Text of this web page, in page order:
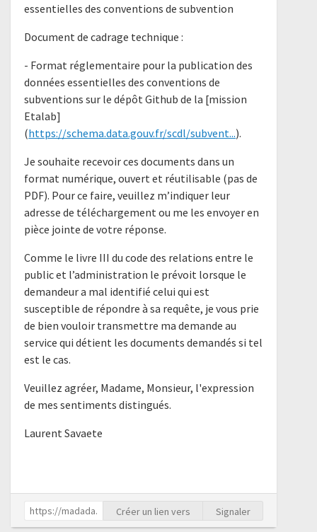
essentielles des conventions de subvention​
Document de cadrage technique :
- Format réglementaire pour la publication des
données essentielles des conventions de
subventions sur le dépôt Github de la [mission
Etalab]
(https://schema.data.gouv.fr/scdl/subvent...).
Je souhaite recevoir ces documents dans un
format numérique, ouvert et réutilisable (pas de
PDF). Pour ce faire, veuillez m’indiquer leur
adresse de téléchargement ou me les envoyer en
pièce jointe de votre réponse.
Comme le livre III du code des relations entre le
public et l’administration le prévoit lorsque le
demandeur a mal identifié celui qui est
susceptible de répondre à sa requête, je vous prie
de bien vouloir transmettre ma demande au
service qui détient les documents demandés si tel
est le cas.
Veuillez agréer, Madame, Monsieur, l'expression
de mes sentiments distingués.
Laurent Savaete
Créer un lien vers Signaler